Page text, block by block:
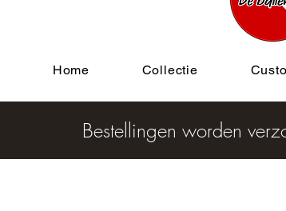
Home Collectie
Bestellingen worden